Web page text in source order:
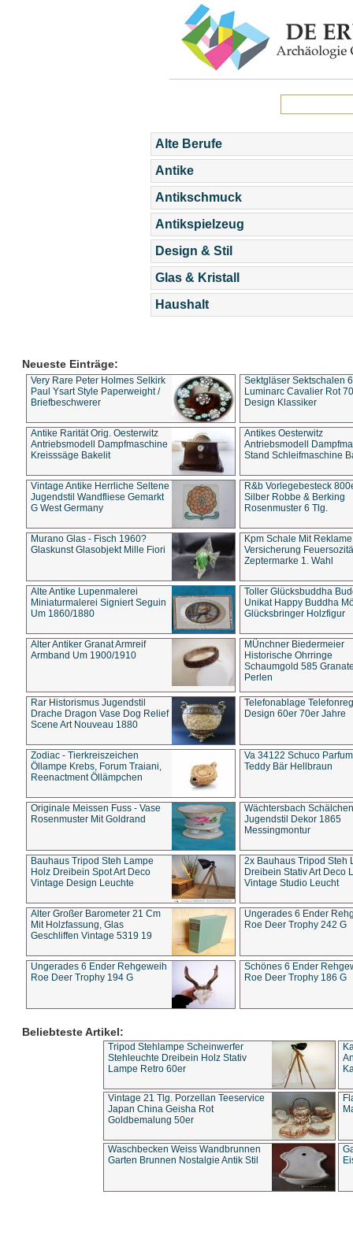
Alte Berufe
Antike
Antikschmuck
Antikspielzeug
Design & Stil
Glas & Kristall
Haushalt
Neueste Einträge:
Very Rare Peter Holmes Selkirk
Paul Ysart Style Paperweight /
Briefbeschwerer
Sektgläser Sektschalen
Luminarc Cavalier Rot
Design Klassiker
Antike Rarität Orig. Oesterwitz
Antriebsmodell Dampfmaschine
Kreisssäge Bakelit
Antikes Oesterwitz
Antriebsmodell
Stand Schleifmaschine
Vintage Antike Herrliche Seltene
Jugendstil Wandfliese Gemarkt
G West Germany
R&b Vorlegebesteck
Silber Robbe & Berking
Rosenmuster 6 Tlg.
Murano Glas - Fisch 1960?
Glaskunst Glasobjekt Mille Fiori
Kpm Schale Mit Reklame
Versicherung
Zeptermarke 1. Wahl
Alte Antike Lupenmalerei
Miniaturmalerei Signiert Seguin
Um 1860/1880
Toller Glücksbuddha
Unikat Happy Buddha
Glücksbringer Holzfigur
Alter Antiker Granat Armreif
Armband Um 1900/1910
MÜnchner Biedermeier
Historische Ohrringe
Schaumgold 585
Perlen
Rar Historismus Jugendstil
Drache Dragon Vase Dog Relief
Scene Art Nouveau 1880
Telefonablage
Design 60er 70er Jahre
Zodiac - Tierkreiszeichen
Öllampe Krebs, Forum Traiani,
Reenactment Öllämpchen
Va 34122 Schuco
Teddy Bär Hellbraun
Originale Meissen Fuss - Vase
Rosenmuster Mit Goldrand
Wächtersbach Schälchen
Jugendstil Dekor 1865
Messingmontur
Bauhaus Tripod Steh Lampe
Holz Dreibein Spot Art Deco
Vintage Design Leuchte
2x Bauhaus Tripod Steh
Dreibein Stativ Art Deco
Vintage Studio Leucht
Alter Großer Barometer 21 Cm
Mit Holzfassung, Glas
Geschliffen Vintage 5319 19
Ungerades 6 Ender
Roe Deer Trophy 242 G
Ungerades 6 Ender Rehgeweih
Roe Deer Trophy 194 G
Schönes 6 Ender
Roe Deer Trophy 186 G
Beliebteste Artikel:
Tripod Stehlampe Scheinwerfer
Stehleuchte Dreibein Holz Stativ
Lampe Retro 60er
Vintage 21 Tlg. Porzellan Teeservice
Japan China Geisha Rot
Goldbemalung 50er
Waschbecken Weiss Wandbrunnen
Garten Brunnen Nostalgie Antik Stil